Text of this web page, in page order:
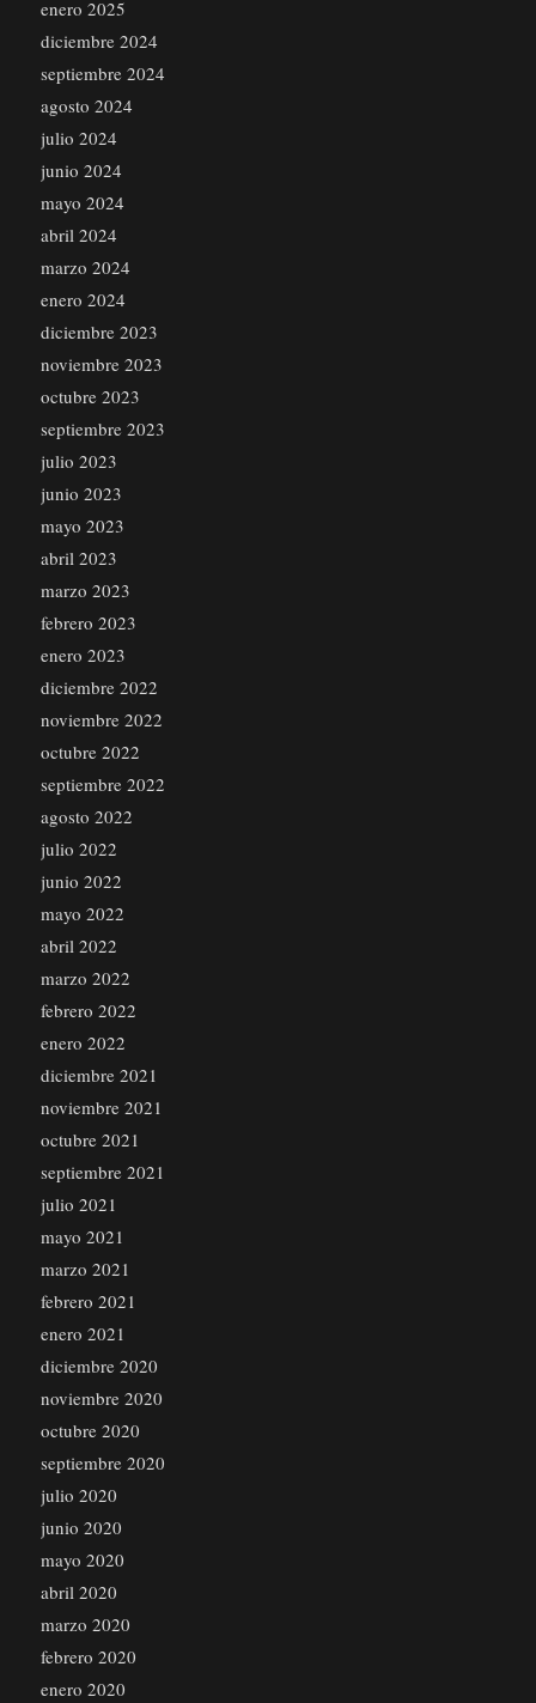
enero 2025
diciembre 2024
septiembre 2024
agosto 2024
julio 2024
junio 2024
mayo 2024
abril 2024
marzo 2024
enero 2024
diciembre 2023
noviembre 2023
octubre 2023
septiembre 2023
julio 2023
junio 2023
mayo 2023
abril 2023
marzo 2023
febrero 2023
enero 2023
diciembre 2022
noviembre 2022
octubre 2022
septiembre 2022
agosto 2022
julio 2022
junio 2022
mayo 2022
abril 2022
marzo 2022
febrero 2022
enero 2022
diciembre 2021
noviembre 2021
octubre 2021
septiembre 2021
julio 2021
mayo 2021
marzo 2021
febrero 2021
enero 2021
diciembre 2020
noviembre 2020
octubre 2020
septiembre 2020
julio 2020
junio 2020
mayo 2020
abril 2020
marzo 2020
febrero 2020
enero 2020